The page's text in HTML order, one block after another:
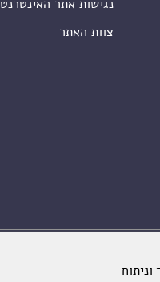
נגישות אתר האינטרנט
צוות האתר
שמורות